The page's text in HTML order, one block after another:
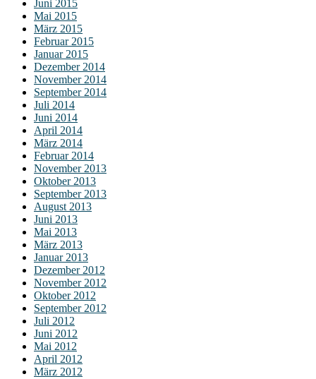
Juni 2015
Mai 2015
März 2015
Februar 2015
Januar 2015
Dezember 2014
November 2014
September 2014
Juli 2014
Juni 2014
April 2014
März 2014
Februar 2014
November 2013
Oktober 2013
September 2013
August 2013
Juni 2013
Mai 2013
März 2013
Januar 2013
Dezember 2012
November 2012
Oktober 2012
September 2012
Juli 2012
Juni 2012
Mai 2012
April 2012
März 2012